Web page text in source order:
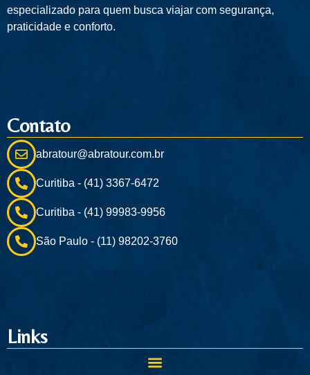
especializado para quem busca viajar com segurança,
praticidade e conforto.
Contato
abratour@abratour.com.br
Curitiba - (41) 3367-6472
Curitiba - (41) 99983-9956
São Paulo - (11) 98202-3760
Links